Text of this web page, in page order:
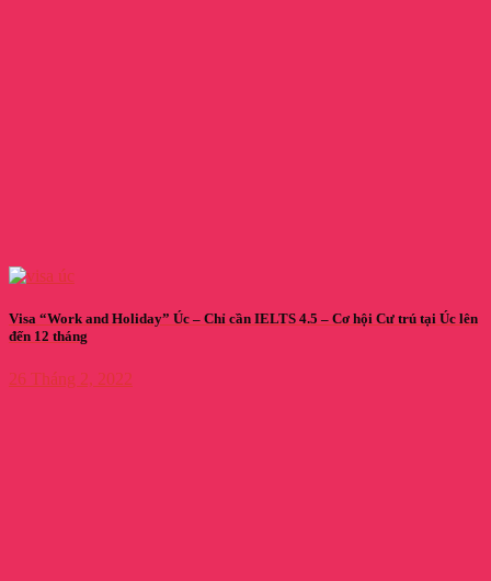
Visa “Work and Holiday” Úc – Chỉ cần IELTS 4.5 – Cơ hội Cư trú tại Úc lên
đến 12 tháng
26 Tháng 2, 2022